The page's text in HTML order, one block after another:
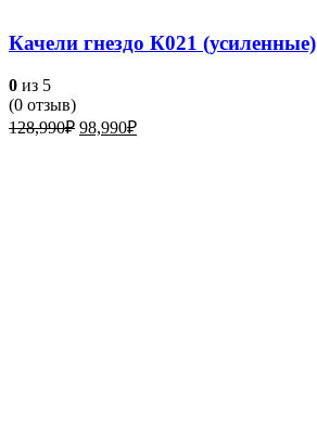
Качели гнездо К021 (усиленные)
0 из 5
(0 отзыв)
128,990₽ Первоначальная
98,990₽Текущая